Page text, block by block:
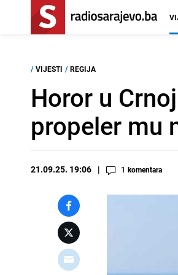
/ VIJESTI / REGIJA
Horor u
propeler mu
21.09.25. 19:06 1 komentara